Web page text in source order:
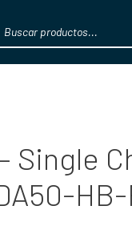
search
Single
HB-